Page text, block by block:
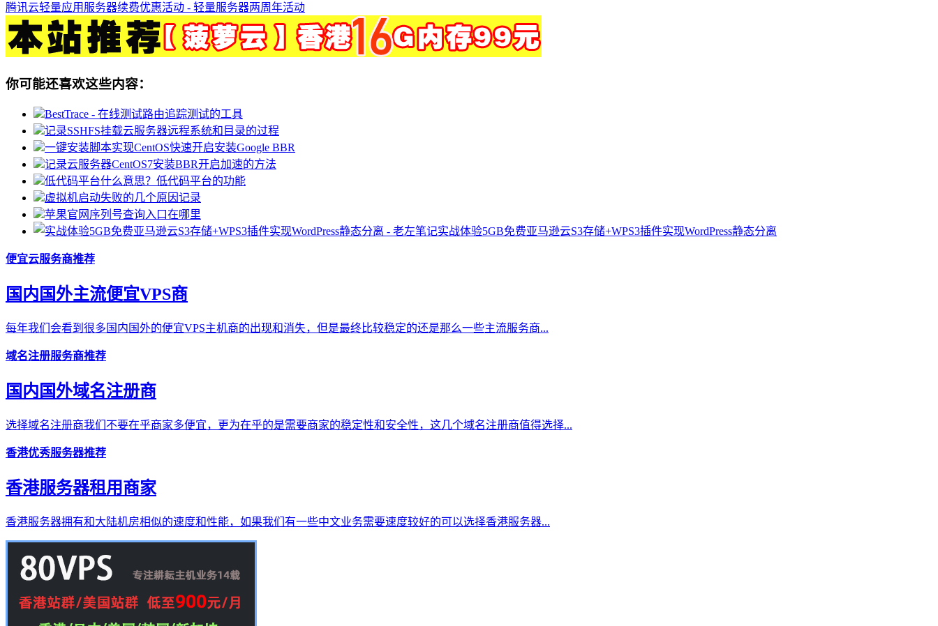
腾讯云轻量应用服务器续费优惠活动 - 轻量服务器两周年活动
你可能还喜欢这些内容：
BestTrace - 在线测试路由追踪测试的工具
记录SSHFS挂载云服务器远程系统和目录的过程
一键安装脚本实现CentOS快速开启安装Google BBR
记录云服务器CentOS7安装BBR开启加速的方法
低代码平台什么意思？低代码平台的功能
虚拟机启动失败的几个原因记录
苹果官网序列号查询入口在哪里
实战体验5GB免费亚马逊云S3存储+WPS3插件实现WordPress静态分离
便宜云服务商推荐
国内国外主流便宜VPS商
每年我们会看到很多国内国外的便宜VPS主机商的出现和消失，但是最终比较稳定的还是那么一些主流服务商...
域名注册服务商推荐
国内国外域名注册商
选择域名注册商我们不要在乎商家多便宜，更为在乎的是需要商家的稳定性和安全性，这几个域名注册商值得选择...
香港优秀服务器推荐
香港服务器租用商家
香港服务器拥有和大陆机房相似的速度和性能，如果我们有一些中文业务需要速度较好的可以选择香港服务器...